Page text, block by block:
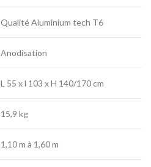
Qualité Aluminium tech T6
Anodisation
L 55 x l 103 x H 140/170 cm
15,9 kg
1,10 m à 1,60 m